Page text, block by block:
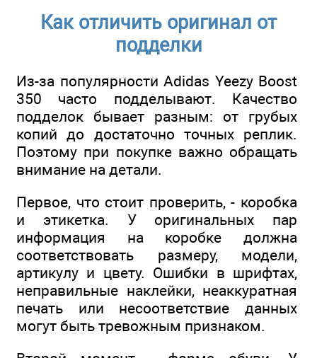
Как отличить оригинал от
подделки
Из-за популярности Adidas Yeezy Boost
350 часто подделывают. Качество
подделок бывает разным: от грубых
копий до достаточно точных реплик.
Поэтому при покупке важно обращать
внимание на детали.
Первое, что стоит проверить, - коробка
и этикетка. У оригинальных пар
информация на коробке должна
соответствовать размеру, модели,
артикулу и цвету. Ошибки в шрифтах,
неправильные наклейки, неаккуратная
печать или несоответствие данных
могут быть тревожным признаком.